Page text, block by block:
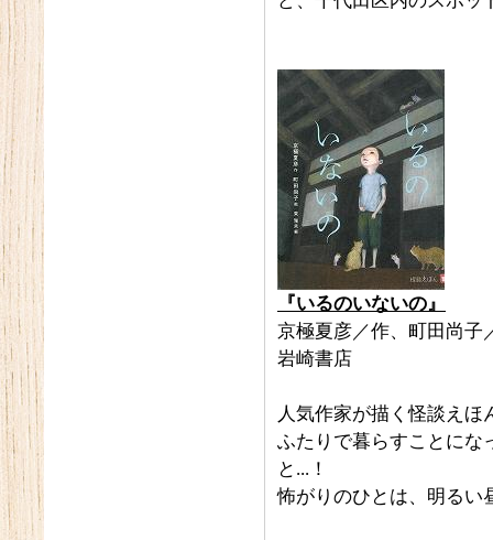
『いるのいないの』
京極夏彦／作、町田尚子
岩崎書店
人気作家が描く怪談え
ふたりで暮らすことにな
と...！
怖がりのひとは、明るい